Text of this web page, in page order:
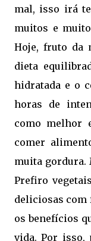
mal, isso irá
muitos e
Hoje, fruto da
dieta
hidratada e o
horas de
como melhor
comer
muita gordura.
Prefiro
deliciosas com
os benefícios
vida. Por isso,